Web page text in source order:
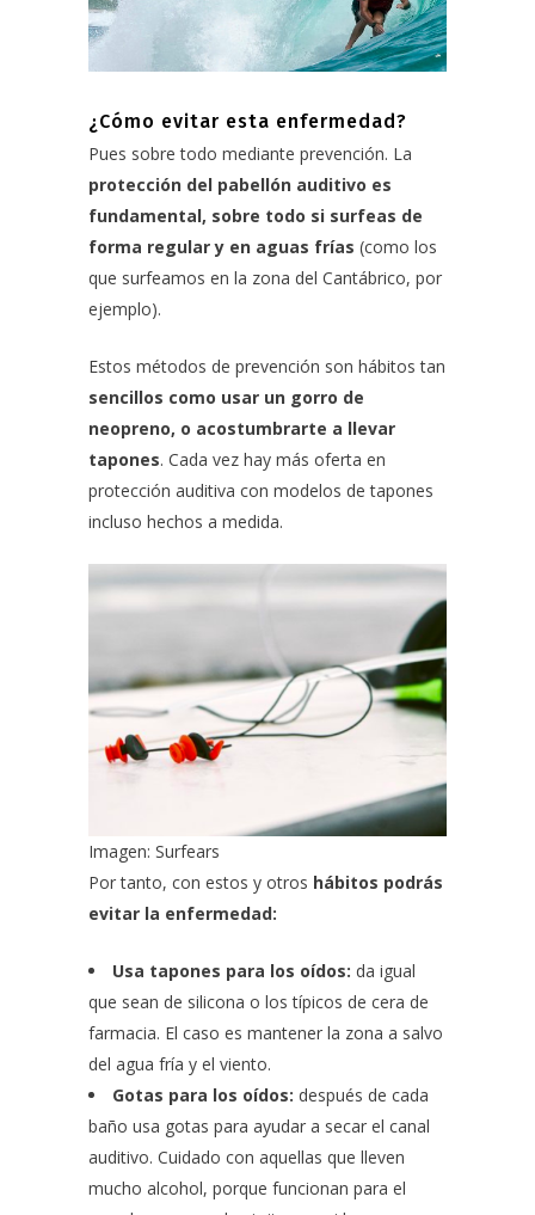
¿Cómo evitar esta enfermedad?
Pues sobre todo mediante prevención. La
protección del pabellón auditivo es
fundamental, sobre todo si surfeas de
forma regular y en aguas frías (como los
que surfeamos en la zona del Cantábrico, por
ejemplo).
Estos métodos de prevención son hábitos tan
sencillos como usar un gorro de
neopreno, o acostumbrarte a llevar
tapones. Cada vez hay más oferta en
protección auditiva con modelos de tapones
incluso hechos a medida.
Imagen: Surfears
Por tanto, con estos y otros hábitos podrás
evitar la enfermedad:
Usa tapones para los oídos: da igual
que sean de silicona o los típicos de cera de
farmacia. El caso es mantener la zona a salvo
del agua fría y el viento.
Gotas para los oídos: después de cada
baño usa gotas para ayudar a secar el canal
auditivo. Cuidado con aquellas que lleven
mucho alcohol, porque funcionan para el